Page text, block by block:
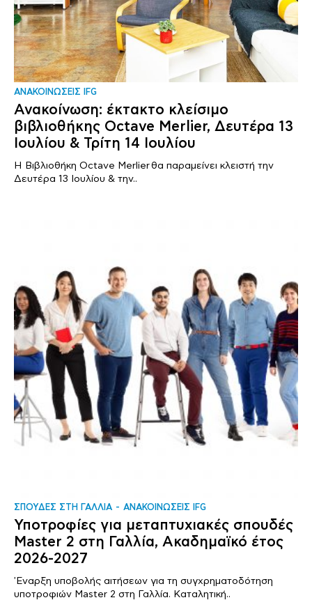
ΑΝΑΚΟΙΝΩΣΕΙΣ IFG
Ανακοίνωση: έκτακτο κλείσιμο
βιβλιοθήκης Octave Merlier, Δευτέρα 13
Ιουλίου & Τρίτη 14 Ιουλίου
Η Βιβλιοθήκη Octave Merlier θα παραμείνει κλειστή την
Δευτέρα 13 Ιουλίου & την..
ΣΠΟΥΔΕΣ ΣΤΗ ΓΑΛΛΙΑ ΑΝΑΚΟΙΝΩΣΕΙΣ IFG
Υποτροφίες για μεταπτυχιακές σπουδές
Master 2 στη Γαλλία, Ακαδημαϊκό έτος
2026-2027
'Εναρξη υποβολής αιτήσεων για τη συγχρηματοδότηση
υποτροφιών Master 2 στη Γαλλία. Καταλητική..